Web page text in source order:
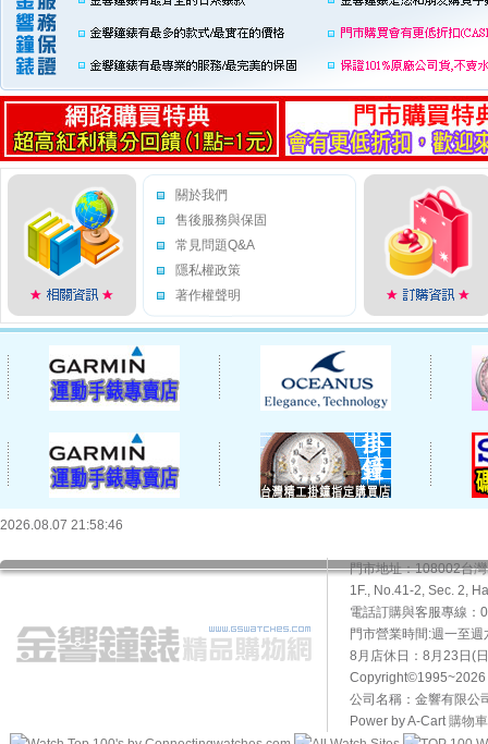
關於我們
售後服務與保固
常見問題Q&A
隱私權政策
著作權聲明
2026.08.07 21:58:46
門市地址：108002台
1F., No.41-2, Sec. 2,
電話訂購與客服專線
門市營業時間:週一至
8月店休日：8月23日(
Copyright©1995~2026
公司名稱：金響有限公
Power by A-Cart購物車